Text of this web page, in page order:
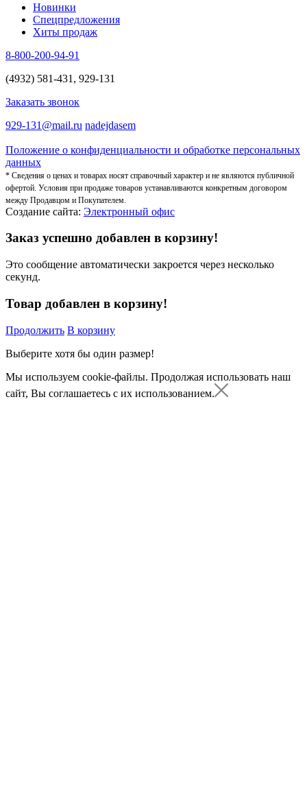
Новинки
Спецпредложения
Хиты продаж
8-800-200-94-91
(4932) 581-431, 929-131
Заказать звонок
929-131@mail.ru nadejdasem
Положение о конфиденциальности и обработке персональных
данных
* Сведения о ценах и товарах носят справочный характер и не являются публичной
офертой. Условия при продаже товаров устанавливаются конкретным договором
между Продавцом и Покупателем.
Создание сайта: Электронный офис
Заказ успешно добавлен в корзину!
Это сообщение автоматически закроется через несколько
секунд.
Товар добавлен в корзину!
Продолжить В корзину
Выберите хотя бы один размер!
Мы используем cookie-файлы. Продолжая использовать наш
сайт, Вы соглашаетесь с их использованием.